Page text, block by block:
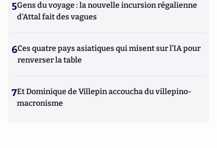
5Gens du voyage : la nouvelle incursion régalienne
d'Attal fait des vagues
6Ces quatre pays asiatiques qui misent sur l’IA pour
renverser la table
7Et Dominique de Villepin accoucha du villepino-
macronisme